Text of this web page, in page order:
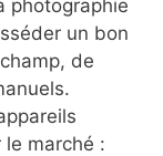
photographie
un bon
de
marché :